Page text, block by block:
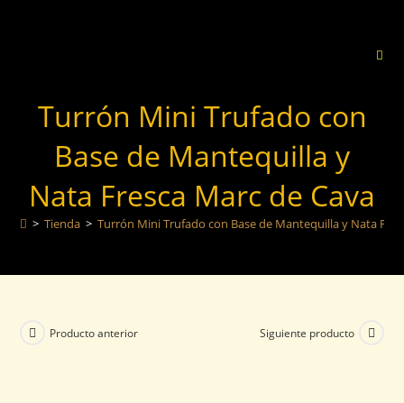
Turrón Mini Trufado con
Base de Mantequilla y
Nata Fresca Marc de Cava
> Tienda > Turrón Mini Trufado con Base de Mantequilla y Nata
Producto anterior Siguiente producto